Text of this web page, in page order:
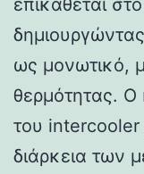
ως μονωτικό,
θερμότητας. Ο
του intercooler
διάρκεια των